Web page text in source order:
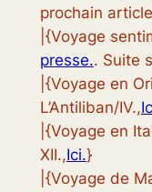
prochain
|{Voyage
presse.. Suite
|{Voyage en
L’Antiliban/IV.,
|{Voyage en
XII.,Ici.}
|{Voyage de